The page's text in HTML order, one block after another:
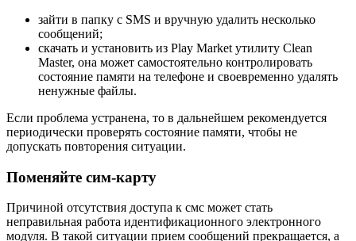
зайти в папку с SMS и вручную удалить несколько
сообщений;
скачать и установить из Play Market утилиту Clean
Master, она может самостоятельно контролировать
состояние памяти на телефоне и своевременно удалять
ненужные файлы.
Если проблема устранена, то в дальнейшем рекомендуется
периодически проверять состояние памяти, чтобы не
допускать повторения ситуации.
Поменяйте сим-карту
Причиной отсутствия доступа к смс может стать
неправильная работа идентификационного электронного
модуля. В такой ситуации прием сообщений прекращается, а